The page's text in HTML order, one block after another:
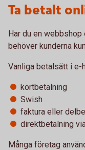
Ta betalt
Har du en
behöver kunderna
Vanliga betalsätt i e-
kortbetalning
Swish
faktura eller
direktbetalning
Många företag